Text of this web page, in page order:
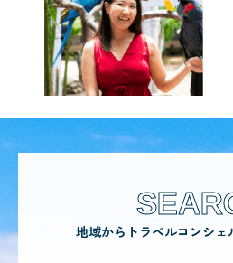
地域からトラベルコンシェ